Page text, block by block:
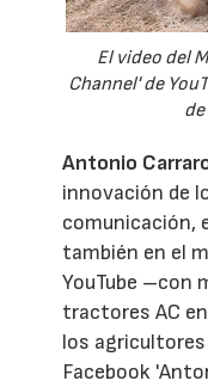
El video del
Channel' de
Antonio
innovación de
comunicación,
también en el
YouTube –con
tractores AC
los
Facebook